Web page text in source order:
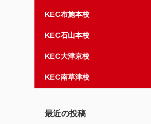
KEC布施本校
KEC石山本校
KEC大津京校
KEC南草津校
最近の投稿